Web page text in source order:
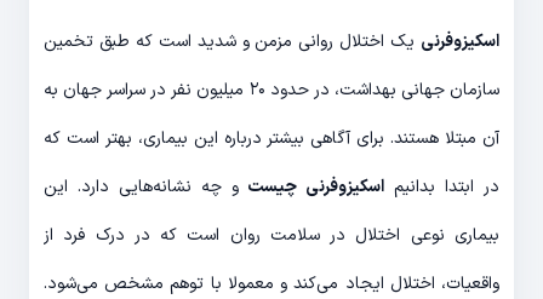
اسکیزوفرنی یک اختلال روانی مزمن و شدید است که طبق تخمین
سازمان جهانی بهداشت، در حدود ۲۰ میلیون نفر در سراسر جهان به
آن مبتلا هستند. برای آگاهی بیشتر درباره این بیماری، بهتر است که
در ابتدا بدانیم اسکیزوفرنی چیست و چه نشانه‌هایی دارد. این
بیماری نوعی اختلال در سلامت روان است که در درک فرد از
واقعیات، اختلال ایجاد می‌کند و معمولا با توهم مشخص می‌شود.